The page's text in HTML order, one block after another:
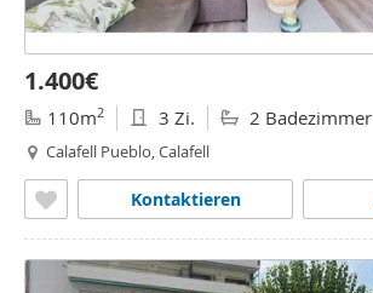
1.400€
110m2 3 Zi. 2 Badezimmer
Calafell Pueblo, Calafell
Kontaktieren